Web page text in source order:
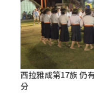
西拉雅成第17族 仍
分